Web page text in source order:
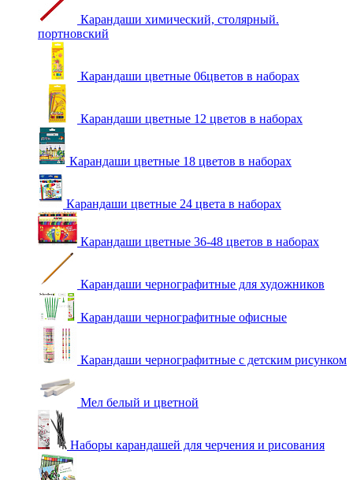
Карандаши химический, столярный.
портновский
Карандаши цветные 06цветов в наборах
Карандаши цветные 12 цветов в наборах
Карандаши цветные 18 цветов в наборах
Карандаши цветные 24 цвета в наборах
Карандаши цветные 36-48 цветов в наборах
Карандаши чернографитные для художников
Карандаши чернографитные офисные
Карандаши чернографитные с детским рисунком
Мел белый и цветной
Наборы карандашей для черчения и рисования